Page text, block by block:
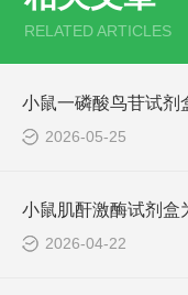
RELATED ARTICLES
2026-05-25
2026-04-22